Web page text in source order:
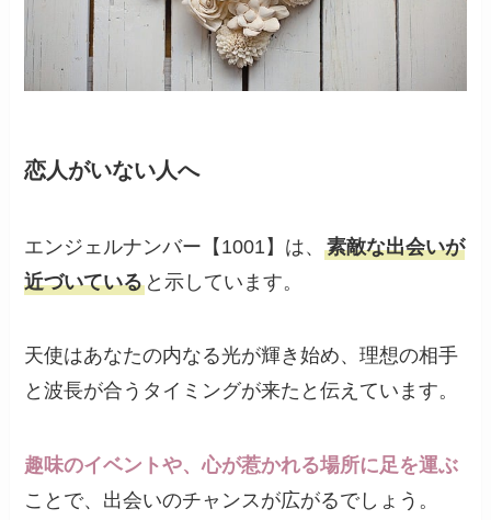
恋人がいない人へ
エンジェルナンバー【1001】は、素敵な出会いが
近づいている と示しています。
天使はあなたの内なる光が輝き始め、理想の相手
と波長が合うタイミングが来たと伝えています。
趣味のイベントや、心が惹かれる場所に足を運ぶ
ことで、出会いのチャンスが広がるでしょう。